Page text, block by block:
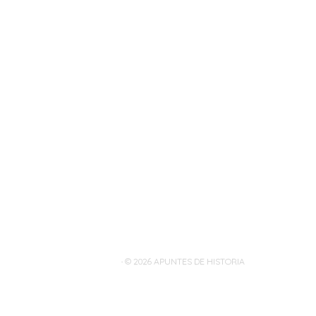
· © 2026 APUNTES DE HISTORIA